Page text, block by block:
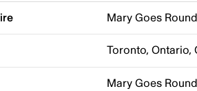
Mary Goes
Toronto, Ontario,
Mary Goes